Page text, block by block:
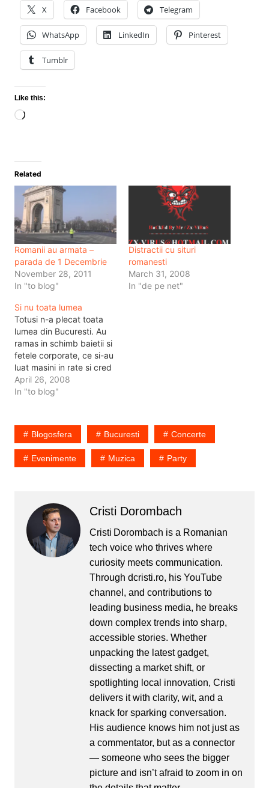
X Facebook Telegram
WhatsApp LinkedIn Pinterest
Tumblr
Like this:
Loading…
Related
Romanii au armata –
parada de 1 Decembrie
November 28, 2011
In "to blog"
Distractii cu situri
romanesti
March 31, 2008
In "de pe net"
Si nu toata lumea
Totusi n-a plecat toata
lumea din Bucuresti. Au
ramas in schimb baietii si
fetele corporate, ce si-au
luat masini in rate si cred
ca strazile sunt numai ale
lor. In schimb, nici la
neincapatoare anul trecut
la mine in cartier, anul…
April 26, 2008
In "to blog"
Blogosfera Bucuresti Concerte
Evenimente Muzica Party
Cristi Dorombach
Cristi Dorombach is a Romanian
tech voice who thrives where
curiosity meets communication.
Through dcristi.ro, his YouTube
channel, and contributions to
leading business media, he breaks
down complex trends into sharp,
accessible stories. Whether
unpacking the latest gadget,
dissecting a market shift, or
spotlighting local innovation, Cristi
delivers it with clarity, wit, and a
knack for sparking conversation.
His audience knows him not just as
a commentator, but as a connector
— someone who sees the bigger
picture and isn’t afraid to zoom in on